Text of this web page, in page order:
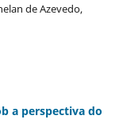
de Azevedo,
a perspectiva do